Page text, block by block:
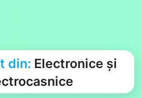
din: Electronice și